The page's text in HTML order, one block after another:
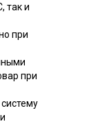
так и
при
при